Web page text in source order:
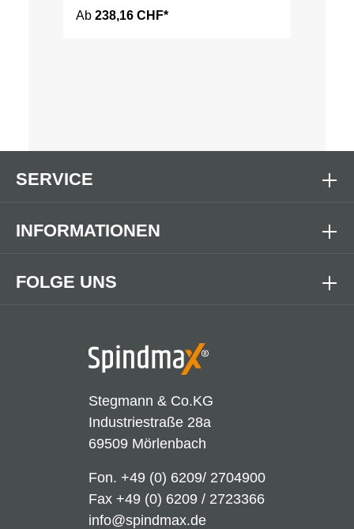
Ab 238,16 CHF*
Stegmann & Co.KG
Industriestraße 28a
69509 Mörlenbach
Fon. +49 (0) 6209/ 2704900
Fax +49 (0) 6209 / 2723366
info@spindmax.de
FOLGE UNS
SERVICE
INFORMATIONEN